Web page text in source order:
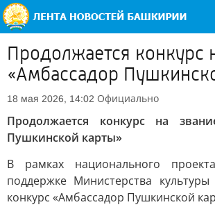
Продолжается конкурс
«Амбассадор
18 мая 2026, 14:02 Официально
Продолжается конкурс на
Пушкинской карты»
В рамках национального
поддержке Министерства
конкурс «Амбассадор Пушкинской